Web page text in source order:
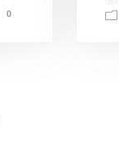
0